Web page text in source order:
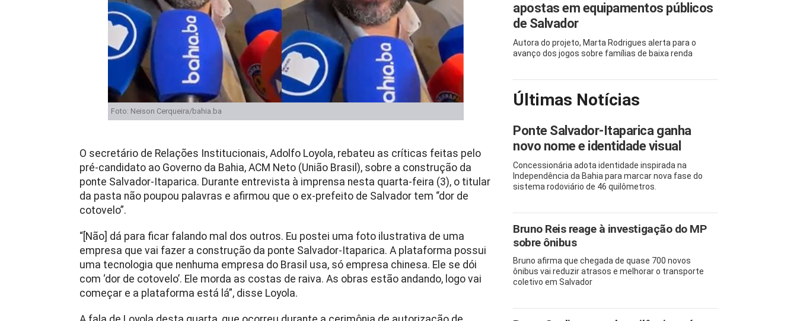
Foto: Neison Cerqueira/bahia.ba
O secretário de Relações Institucionais, Adolfo Loyola, rebateu as críticas feitas pelo
pré-candidato ao Governo da Bahia, ACM Neto (União Brasil), sobre a construção da
ponte Salvador-Itaparica. Durante entrevista à imprensa nesta quarta-feira (3), o titular
da pasta não poupou palavras e afirmou que o ex-prefeito de Salvador tem “dor de
cotovelo”.
“[Não] dá para ficar falando mal dos outros. Eu postei uma foto ilustrativa de uma
empresa que vai fazer a construção da ponte Salvador-Itaparica. A plataforma possui
uma tecnologia que nenhuma empresa do Brasil usa, só empresa chinesa. Ele se dói
com ‘dor de cotovelo’. Ele morda as costas de raiva. As obras estão andando, logo vai
começar e a plataforma está lá”, disse Loyola.
apostas em equipamentos públicos
de Salvador
Autora do projeto, Marta Rodrigues alerta para o
avanço dos jogos sobre famílias de baixa renda
Últimas Notícias
Ponte Salvador-Itaparica ganha
novo nome e identidade visual
Concessionária adota identidade inspirada na
Independência da Bahia para marcar nova fase do
sistema rodoviário de 46 quilômetros.
Bruno Reis reage à investigação do MP
sobre ônibus
Bruno afirma que chegada de quase 700 novos
ônibus vai reduzir atrasos e melhorar o transporte
coletivo em Salvador